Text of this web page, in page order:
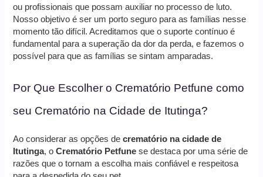
ou profissionais que possam auxiliar no processo de luto.
Nosso objetivo é ser um porto seguro para as famílias nesse
momento tão difícil. Acreditamos que o suporte contínuo é
fundamental para a superação da dor da perda, e fazemos o
possível para que as famílias se sintam amparadas.
Por Que Escolher o Crematório Petfune como
seu Crematório na Cidade de Itutinga?
Ao considerar as opções decrematório na cidade de
Itutinga, oCrematório Petfune se destaca por uma série de
razões que o tornam a escolha mais confiável e respeitosa